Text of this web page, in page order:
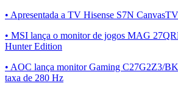
• Apresentada a TV Hisense S7N
• MSI lança o monitor de jogos MAG
Hunter Edition
• AOC lança monitor Gaming C27G2Z3/
taxa de 280 Hz